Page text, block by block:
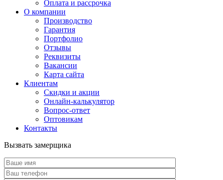
Оплата и рассрочка
О компании
Производство
Гарантия
Портфолио
Отзывы
Реквизиты
Вакансии
Карта сайта
Клиентам
Скидки и акции
Онлайн-калькулятор
Вопрос-ответ
Оптовикам
Контакты
Вызвать замерщика